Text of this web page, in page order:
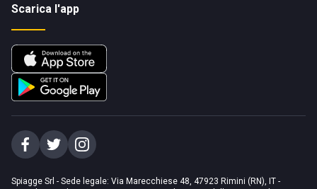
Scarica l'app
Spiagge Srl - Sede legale: Via Marecchiese 48, 47923 Rimini (RN), IT -